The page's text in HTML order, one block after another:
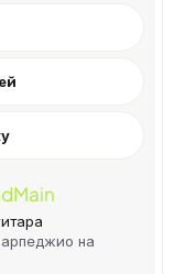
арпеджио на